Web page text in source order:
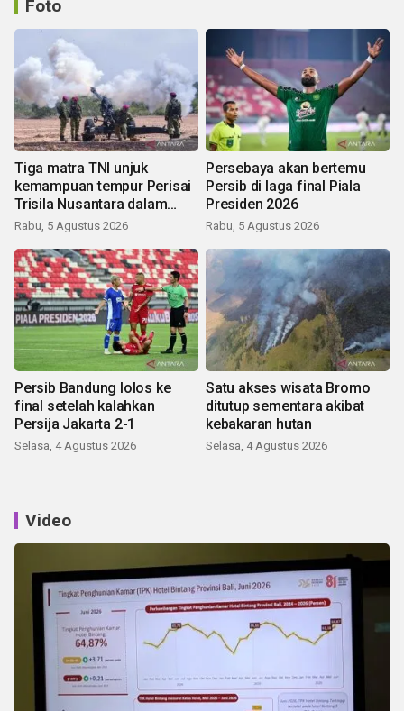
Foto
Tiga matra TNI unjuk
kemampuan tempur Perisai
Trisila Nusantara dalam
latihan di Kepri
Rabu, 5 Agustus 2026
Persebaya akan bertemu
Persib di laga final Piala
Presiden 2026
Rabu, 5 Agustus 2026
Persib Bandung lolos ke
final setelah kalahkan
Persija Jakarta 2-1
Selasa, 4 Agustus 2026
Satu akses wisata Bromo
ditutup sementara akibat
kebakaran hutan
Selasa, 4 Agustus 2026
Video